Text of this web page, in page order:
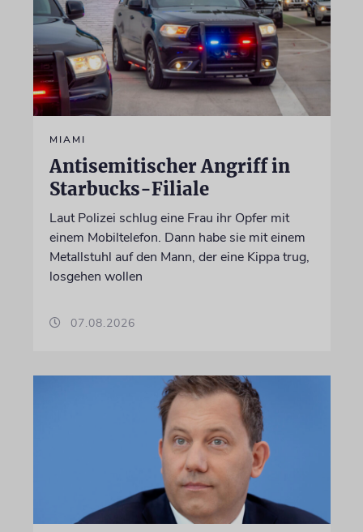
MIAMI
Antisemitischer Angriff in
Starbucks-Filiale
Laut Polizei schlug eine Frau ihr Opfer mit
einem Mobiltelefon. Dann habe sie mit einem
Metallstuhl auf den Mann, der eine Kippa trug,
losgehen wollen
07.08.2026